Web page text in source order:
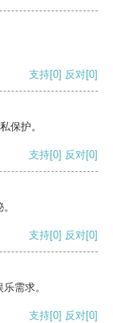
支持[0] 反对[0]
保护。
支持[0] 反对[0]
支持[0] 反对[0]
需求。
支持[0] 反对[0]